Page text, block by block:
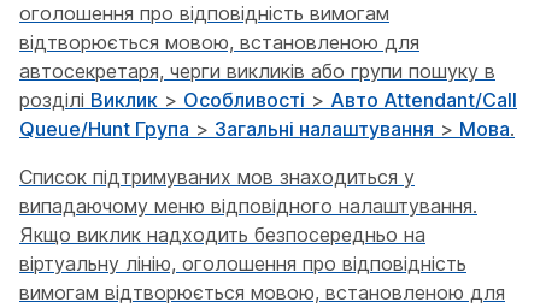
оголошення про відповідність вимогам
відтворюється мовою, встановленою для
автосекретаря, черги викликів або групи пошуку в
розділі Виклик > Особливості > Авто Attendant/Call
Queue/Hunt Група > Загальні налаштування > Мова.
Список підтримуваних мов знаходиться у
випадаючому меню відповідного налаштування.
Якщо виклик надходить безпосередньо на
віртуальну лінію, оголошення про відповідність
вимогам відтворюється мовою, встановленою для